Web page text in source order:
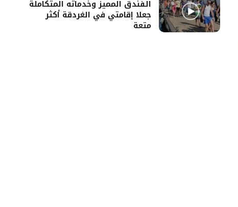
الفندق المميز وخدماته المتكاملة
جعلا إقامتي في الغردقة أكثر
متعة